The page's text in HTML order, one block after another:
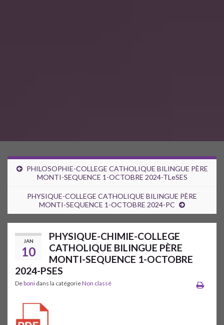
PHILOSOPHIE-COLLEGE CATHOLIQUE BILINGUE PÈRE
MONTI-SEQUENCE 1-OCTOBRE 2024-TLeSES
PHYSIQUE-COLLEGE CATHOLIQUE BILINGUE PÈRE
MONTI-SEQUENCE 1-OCTOBRE 2024-PC
JAN
10
PHYSIQUE-CHIMIE-COLLEGE
CATHOLIQUE BILINGUE PÈRE
MONTI-SEQUENCE 1-OCTOBRE
2024-PSES
Deboni dans la catégorieNon classé